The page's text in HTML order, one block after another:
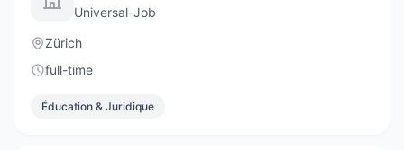
Universal-Job
Zürich
full-time
Éducation & Juridique